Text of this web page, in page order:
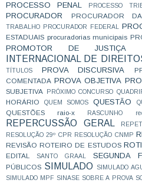
PROCESSO PENAL
PROCESSO
PROCURADOR
PROCURADOR
TRABALHO
PROCURADOR FEDERAL
ESTADUAIS procuradorias municipais
PROMOTOR DE JUSTIÇA
INTERNACIONAL DE
TÍTULOS
PROVA DISCURSIVA
COMENTADA PROVA OBJETIVA
SUBJETIVA
PRÓXIMO CONCURSO
HORÁRIO
QUEM SOMOS QUESTÃO
QUESTÕES raio-x RASCUNHO
REPERCUSSÃO GERAL
RESOLUÇÃO 29º CPR
RESOLUÇÃO CNMP
REVISÃO ROTEIRO DE ESTUDOS
EDITAL
SANTO GRAAL SEGUNDA
PÚBLICOS SIMULADO SIMULADO
SIMULADO MPF SINASE SOBRE A PROVA